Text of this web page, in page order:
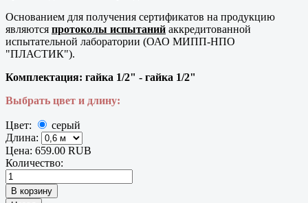
Основанием для получения сертификатов на продукцию
являются протоколы испытаний аккредитованной
испытательной лаборатории (ОАО МИПП-НПО
"ПЛАСТИК").
Комплектация: гайка 1/2" - гайка 1/2"
Выбрать цвет и длину:
Цвет:
серый
Длина:
Цена: 659.00 RUB
Количество: